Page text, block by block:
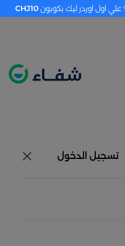
تسجيل الدخول
CHJ10